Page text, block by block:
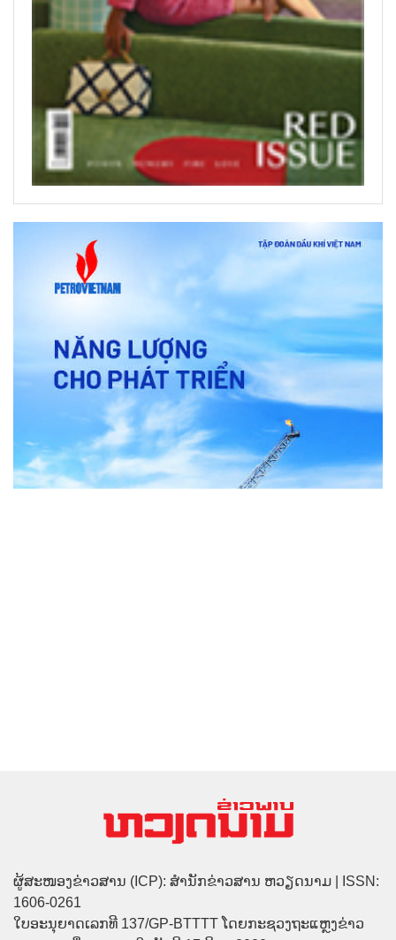
ຜູ້ສະໜອງຂ່າວສານ (ICP): ສຳນັກຂ່າວສານ ຫວຽດນາມ | ISSN:
1606-0261
ໃບອະນຸຍາດເລກທີ 137/GP-BTTTT ໂດຍກະຊວງຖະແຫຼງຂ່າວ